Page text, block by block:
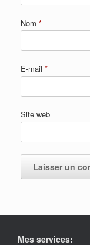
Nom *
E-mail *
Site web
Mes services: